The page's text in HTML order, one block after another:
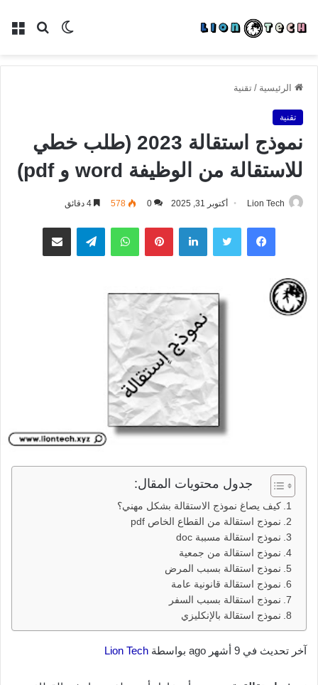
بحث الوضع
الرئيسية / تقنية
تقنية
نموذج استقالة 2023 (طلب خطي
للاستقالة من الوظيفة word و pdf)
Lion Tech أكتوبر 31, 2025 0
578
فيسبوك تويتر لينكدإن بينتيريستواتساب تيلقرام مشاركة عبر البريد
جدول محتويات المقال:
كيف يصاغ نموذج الاستقالة بشكل مهني؟
نموذج استقالة من القطاع الخاص pdf
نموذج استقالة مسببة doc
نموذج استقالة من جمعية
نموذج استقالة بسبب المرض
نموذج استقالة قانونية عامة
نموذج استقالة بسبب السفر
نموذج استقالة بالإنكليزي
آخر تحديث في 9 أشهر ago بواسطة Lion Tech